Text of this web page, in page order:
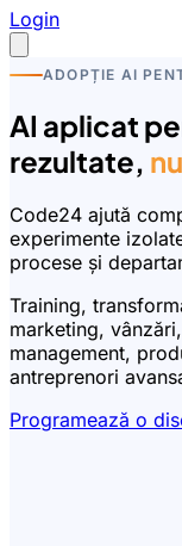
Login
ADOPȚIE AI
AI aplicat
rezultate,
Code24 ajută
experimente
procese și
Training,
marketing,
management,
antreprenori
Programează o